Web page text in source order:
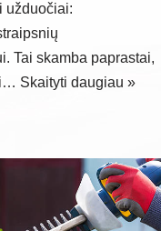
užduočiai:
Tai skamba paprastai,
Skaityti daugiau »